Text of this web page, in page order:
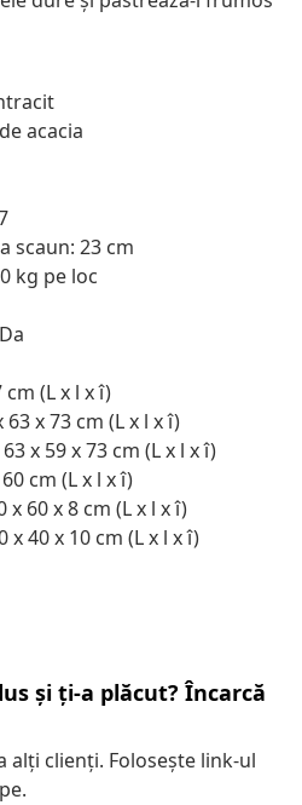
acacia
scaun: 23 cm
kg pe loc
cm (L x l x î)
x 73 cm (L x l x î)
x 59 x 73 cm (L x l x î)
cm (L x l x î)
x 60 x 8 cm (L x l x î)
x 40 x 10 cm (L x l x î)
și ți-a plăcut? Încarcă
alți clienți. Folosește link-ul